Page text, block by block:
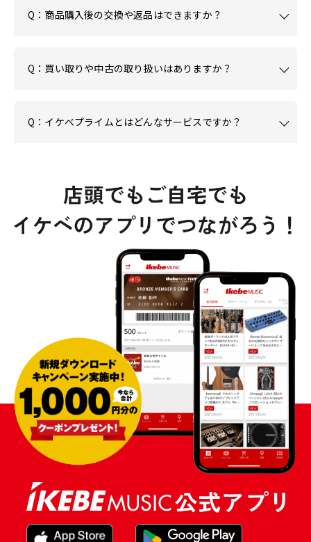
Q：商品購入後の交換や返品はできますか？
Q：買い取りや中古の取り扱いはありますか？
Q：イケベプライムとはどんなサービスですか？